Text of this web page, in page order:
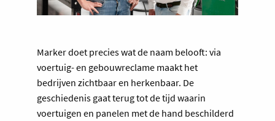
Marker doet precies wat de naam belooft: via
voertuig- en gebouwreclame maakt het
bedrijven zichtbaar en herkenbaar. De
geschiedenis gaat terug tot de tijd waarin
voertuigen en panelen met de hand beschilderd